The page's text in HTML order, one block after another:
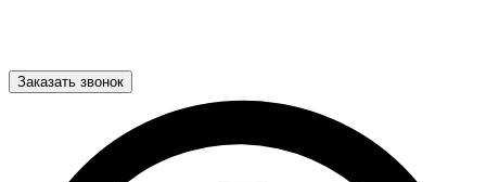
Заказать звонок